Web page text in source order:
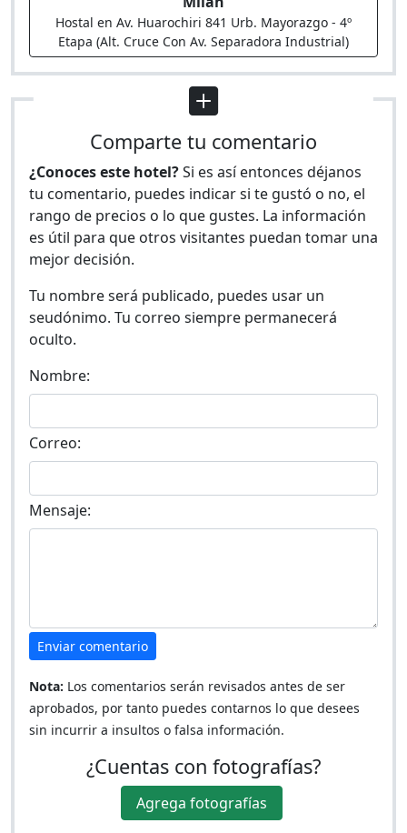
Hostal en Av. Huarochiri 841 Urb. Mayorazgo - 4º
Etapa (Alt. Cruce Con Av. Separadora Industrial)
Comparte tu comentario
¿Conoces este hotel?Si es así entonces déjanos
tu comentario, puedes indicar si te gustó o no, el
rango de precios o lo que gustes. La información
es útil para que otros visitantes puedan tomar una
mejor decisión.
Tu nombre será publicado, puedes usar un
seudónimo. Tu correo siempre permanecerá
oculto.
Nombre:
Correo:
Mensaje:
Enviar comentario
Nota: Los comentarios serán revisados antes de ser
aprobados, por tanto puedes contarnos lo que desees
sin incurrir a insultos o falsa información.
¿Cuentas con fotografías?
Agrega fotografías